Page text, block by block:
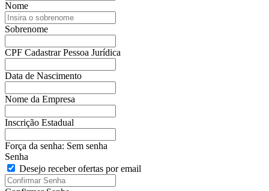
Nome
Sobrenome
CPF Cadastrar Pessoa Jurídica
Data de Nascimento
Nome da Empresa
Inscrição Estadual
Força da senha: Sem senha
Senha
Desejo receber ofertas por email